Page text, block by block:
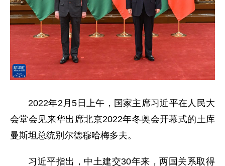
2022年2月5日上午，国家主席习近平在人民大
会堂会见来华出席北京2022年冬奥会开幕式的土库
曼斯坦总统别尔德穆哈梅多夫。
习近平指出，中土建交30年来，两国关系取得